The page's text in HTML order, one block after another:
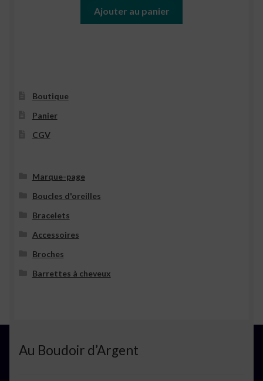
Ajouter au panier
Boutique
Panier
CGV
Marque-page
Boucles d'oreilles
Bracelets
Accessoires
Broches
Barrettes à cheveux
Au Boudoir d’Argent